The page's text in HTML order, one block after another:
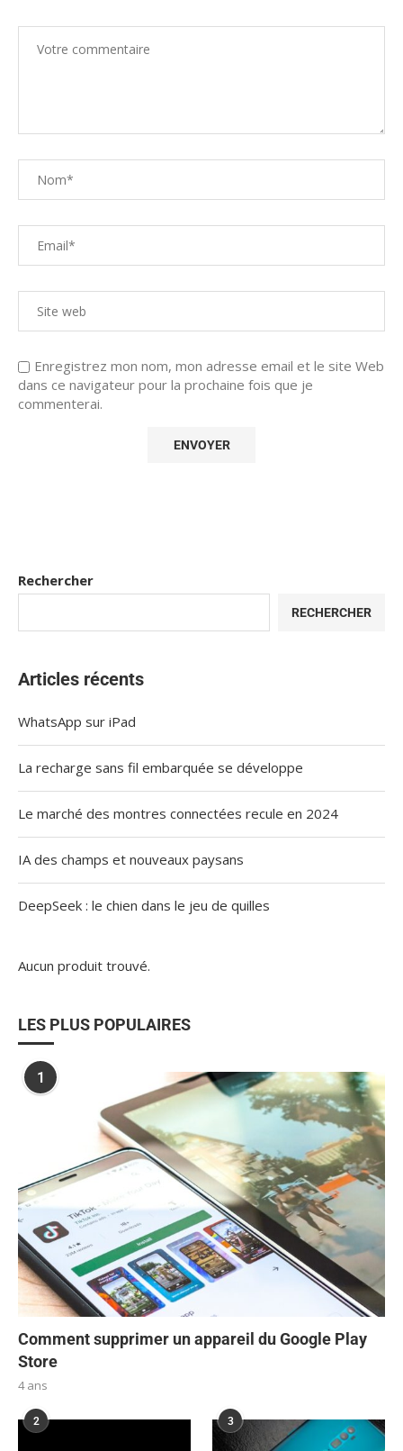
Enregistrez mon nom, mon adresse email et le site Web
dans ce navigateur pour la prochaine fois que je
commenterai.
Rechercher
RECHERCHER
Articles récents
WhatsApp sur iPad
La recharge sans fil embarquée se développe
Le marché des montres connectées recule en 2024
IA des champs et nouveaux paysans
DeepSeek : le chien dans le jeu de quilles
Aucun produit trouvé.
LES PLUS POPULAIRES
1
Comment supprimer un appareil du Google Play
Store
4 ans
2 3